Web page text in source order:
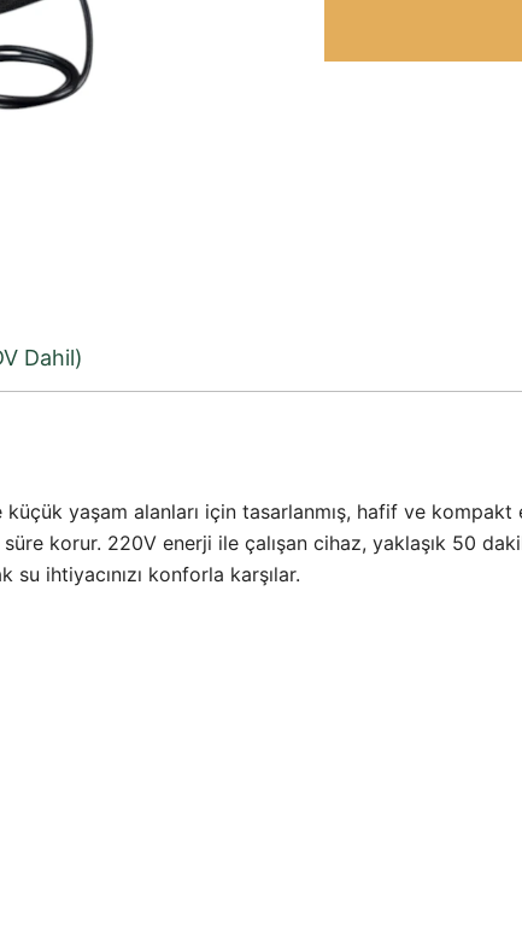
Dahil)
yaşam alanları için tasarlanmış, hafif ve kompakt
süre korur. 220V enerji ile çalışan cihaz, yaklaşık 50
su ihtiyacınızı konforla karşılar.